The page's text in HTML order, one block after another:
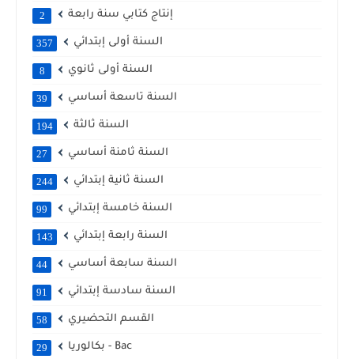
إنتاج كتابي سنة رابعة 2
السنة أولى إبتدائي 357
السنة أولى ثانوي 8
السنة تاسعة أساسي 39
السنة ثالثة 194
السنة ثامنة أساسي 27
السنة ثانية إبتدائي 244
السنة خامسة إبتدائي 99
السنة رابعة إبتدائي 143
السنة سابعة أساسي 44
السنة سادسة إبتدائي 91
القسم التحضيري 58
بكالوريا - Bac 29